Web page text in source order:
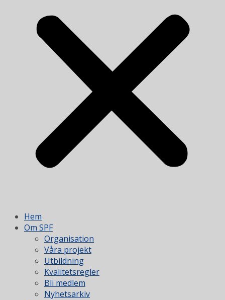
Hem
Om SPF
Organisation
Våra projekt
Utbildning
Kvalitetsregler
Bli medlem
Nyhetsarkiv